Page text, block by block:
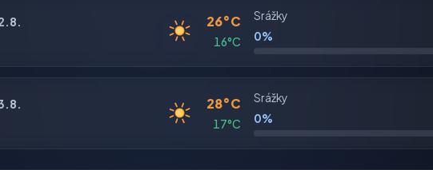
26°C
16°C
Srážky
0%
28°C
17°C
Srážky
0%